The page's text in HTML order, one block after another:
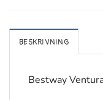
BESKRIVNING
Bestway